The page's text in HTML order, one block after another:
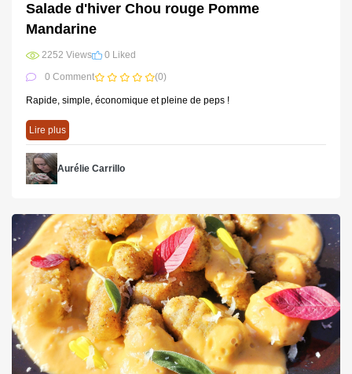
Salade d'hiver Chou rouge Pomme
Mandarine
2252 Views
0 Liked
0 Comment
(0)
Rapide, simple, économique et pleine de peps !
Lire plus
Aurélie Carrillo